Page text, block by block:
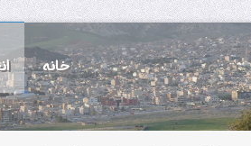
خانه